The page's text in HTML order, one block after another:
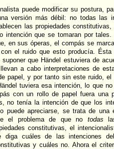
puede modificar su postura,
versión más débil: no todas las
las propiedades
intención que se tomaran por
en sus óperas, el compás se
el ruido que esto producía.
que Händel estuviera de
a cabo interpretaciones de
papel, y por tanto sin este ruido,
tuviera esa intención, lo que
con un rollo de papel fuera una
no tenía la intención de que los
puede apreciarse, se trata de
el problema de que no todas
constitutivas, el
diga cuáles de las intenciones
y cuáles no. Ahora el